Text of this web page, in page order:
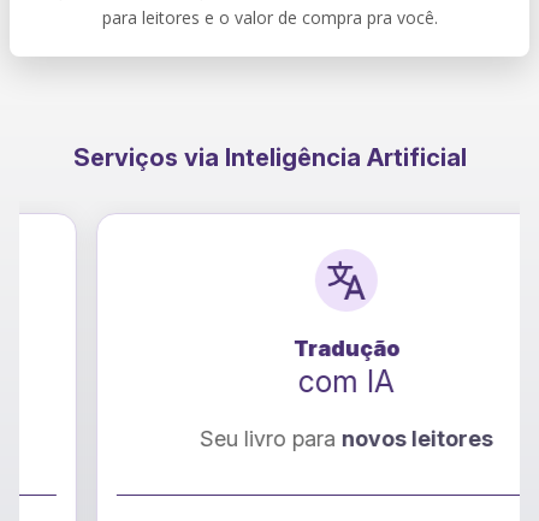
para leitores e o valor de compra pra você.
Serviços via Inteligência Artificial
Tradução
com IA
Seu livro paranovos leitores